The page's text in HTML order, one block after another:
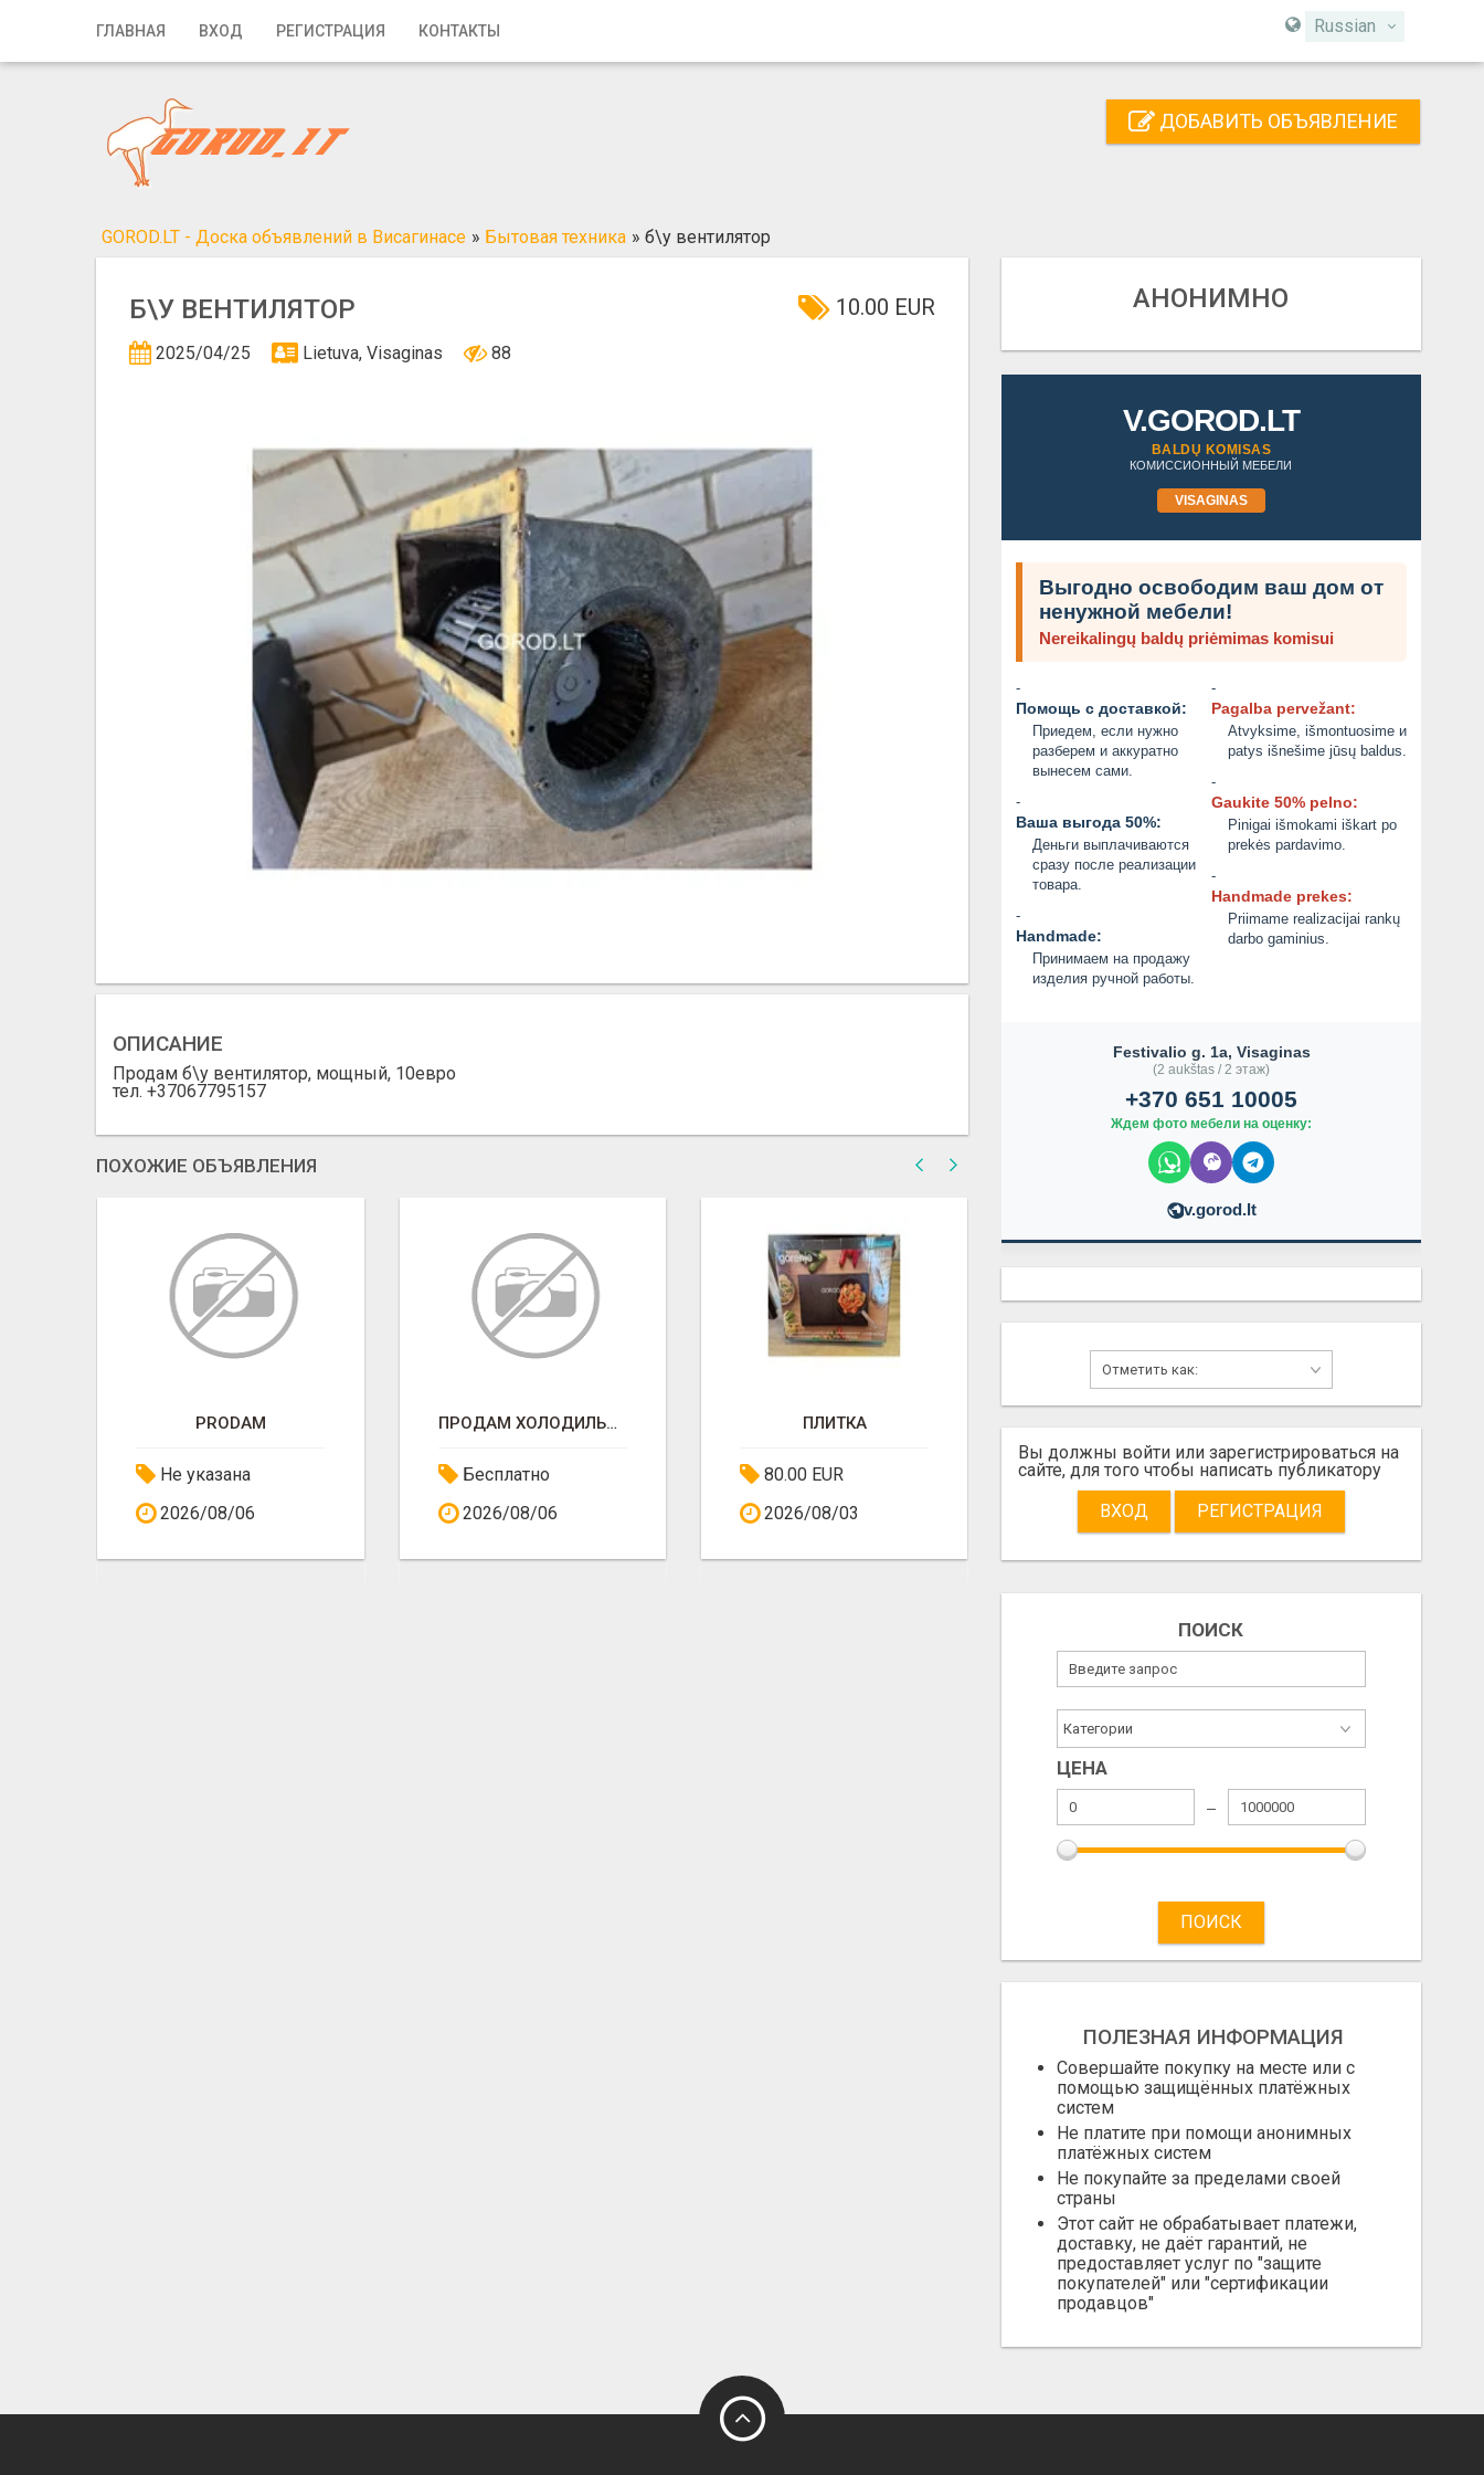
ГЛАВНАЯ ВХОД РЕГИСТРАЦИЯ КОНТАКТЫ Russian
Главная
Регистрация
Добавить объявление
ДОБАВИТЬ ОБЪЯВЛЕНИЕ
GOROD.LT - Доска объявлений в Висагинасе » Бытовая техника » б\у вентилятор
Б\У ВЕНТИЛЯТОР 10.00 EUR
2025/04/25 Lietuva, Visaginas 88
ОПИСАНИЕ
Продам б\у вентилятор, мощный, 10евро
тел. +37067795157
ПОХОЖИЕ ОБЪЯВЛЕНИЯ
PRODAM
Не указана
2026/08/06
ПРОДАМ ХОЛОДИЛЬНИК
Бесплатно
2026/08/06
ПЛИТКА
80.00 EUR
2026/08/03
PRODAM
Не указана
2026/08/07
PRODAM
Не указана
АНОНИМНО
V.GOROD.LT
BALDŲ KOMISAS
КОМИССИОННЫЙ МЕБЕЛИ
VISAGINAS
Выгодно освободим ваш дом от
ненужной мебели!
Nereikalingų baldų priėmimas komisui
-
Помощь с доставкой:
Приедем, если нужно
разберем и аккуратно
вынесем сами.
-
Ваша выгода 50%:
Деньги выплачиваются
сразу после реализации
товара.
-
Handmade:
Принимаем на продажу
изделия ручной работы.
-
Pagalba pervežant:
Atvyksime, išmontuosime и
patys išnešime jūsų baldus.
-
Gaukite 50% pelno:
Pinigai išmokami iškart po
prekės pardavimo.
-
Handmade prekes:
Priimame realizacijai rankų
darbo gaminius.
Festivalio g. 1a, Visaginas
(2 aukštas / 2 этаж)
+370 651 10005
Ждем фото мебели на оценку:
v.gorod.lt
Вы должны войти или зарегистрироваться на
сайте, для того чтобы написать публикатору
ВХОД
РЕГИСТРАЦИЯ
ПОИСК
ЦЕНА
ПОИСК
ПОЛЕЗНАЯ ИНФОРМАЦИЯ
Совершайте покупку на месте или с
помощью защищённых платёжных
систем
Не платите при помощи анонимных
платёжных систем
Не покупайте за пределами своей
страны
Этот сайт не обрабатывает платежи,
доставку, не даёт гарантий, не
предоставляет услуг по "защите
покупателей" или "сертификации
продавцов"